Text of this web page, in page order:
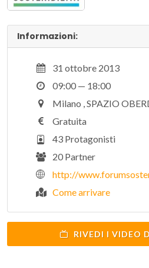
Informazioni:
31 ottobre 2013
09:00 — 18:00
Milano , SPAZIO
Gratuita
43 Protagonisti
20 Partner
http://
Come arrivare
RIVEDI I VIDEO